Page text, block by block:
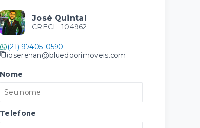
José Quintal
CRECI - 104962
(21) 97405-0590
joserenan@bluedoorimoveis.com
Nome
Telefone